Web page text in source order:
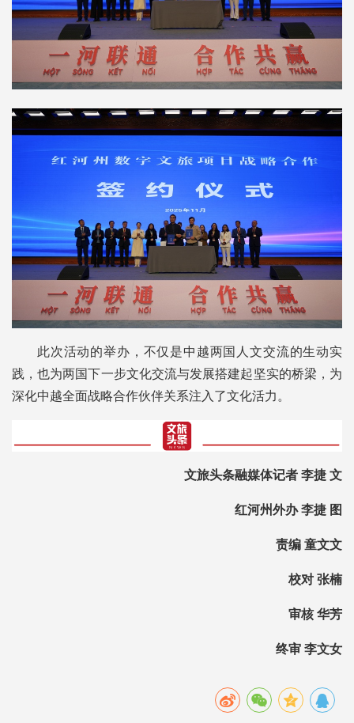
此次活动的举办，不仅是中越两国人文交流的生动实
践，也为两国下一步文化交流与发展搭建起坚实的桥梁，为
深化中越全面战略合作伙伴关系注入了文化活力。
文旅头条融媒体记者 李捷 文
红河州外办 李捷 图
责编 童文文
校对 张楠
审核 华芳
终审 李文女